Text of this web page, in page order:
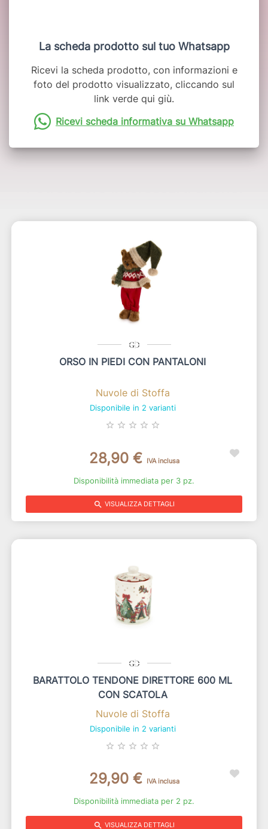
La scheda prodotto sul tuo Whatsapp
Ricevi la scheda prodotto, con informazioni e
foto del prodotto visualizzato, cliccando sul
link verde qui giù.
Ricevi scheda informativa su Whatsapp
ORSO IN PIEDI CON PANTALONI
Nuvole di Stoffa
Disponibile in 2 varianti
star_border star_border star_border star_border star_border
28,90 € IVA inclusa
Disponibilità immediata per 3 pz.
search VISUALIZZA DETTAGLI
BARATTOLO TENDONE DIRETTORE 600 ML
CON SCATOLA
Nuvole di Stoffa
Disponibile in 2 varianti
star_border star_border star_border star_border star_border
29,90 € IVA inclusa
Disponibilità immediata per 2 pz.
search VISUALIZZA DETTAGLI